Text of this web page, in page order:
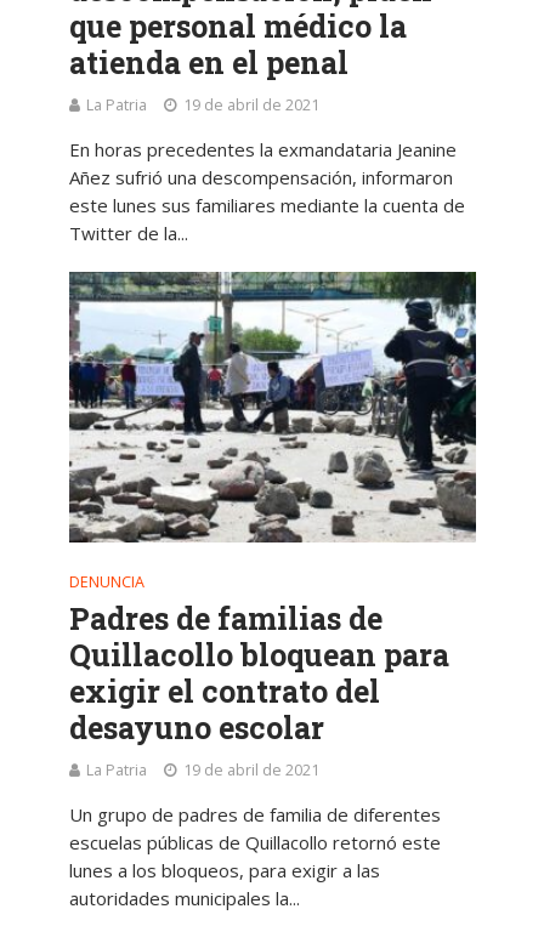
que personal médico la
atienda en el penal
La Patria 19 de abril de 2021
En horas precedentes la exmandataria Jeanine
Añez sufrió una descompensación, informaron
este lunes sus familiares mediante la cuenta de
Twitter de la...
DENUNCIA
Padres de familias de
Quillacollo bloquean para
exigir el contrato del
desayuno escolar
La Patria 19 de abril de 2021
Un grupo de padres de familia de diferentes
escuelas públicas de Quillacollo retornó este
lunes a los bloqueos, para exigir a las
autoridades municipales la...